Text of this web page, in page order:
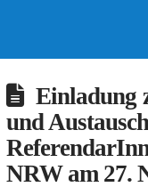
Einladung
und
NRW am 27.